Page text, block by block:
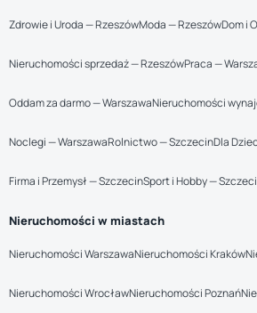
Zdrowie i Uroda — RzeszówModa — RzeszówDom i
Nieruchomości sprzedaż — RzeszówPraca —
Oddam za darmo — WarszawaNieruchomości
Noclegi — WarszawaRolnictwo — SzczecinDla
Firma i Przemysł — SzczecinSport i Hobby —
Nieruchomości w miastach
Nieruchomości WarszawaNieruchomości Kraków
Nieruchomości WrocławNieruchomości Poznań